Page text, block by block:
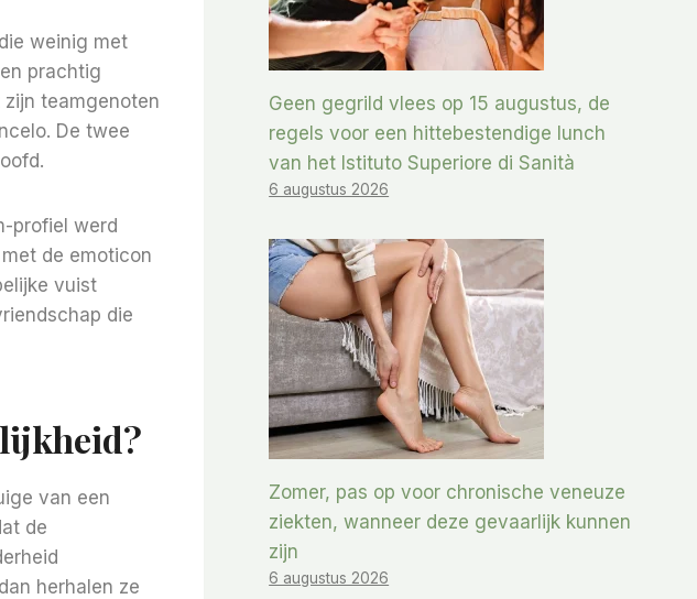
weinig met
prachtig
teamgenoten
De twee
profiel werd
de emoticon
vuist
die
van een
de
herhalen ze
Geen gegrild vlees op 15 augustus, de
regels voor een hittebestendige lunch
van het Istituto Superiore di Sanità
6 augustus 2026
Zomer, pas op voor chronische veneuze
ziekten, wanneer deze gevaarlijk kunnen
zijn
6 augustus 2026